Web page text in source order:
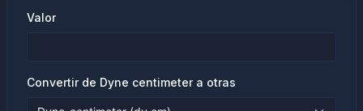
Valor
Convertir de Dyne centimeter a otras